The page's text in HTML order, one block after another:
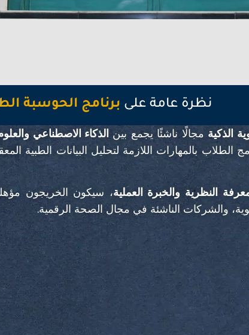
نظرة عامة على برنامج الحوسبة
الذكيةمجالًا ناشئًا يجمع بينالذكاء الاصطناعي
الطلاب بالمهارات اللازمة لتحليل البيانات الطبية
النظرية والخبرة العملية، سيكون الخريجون
والشركات الناشئة في مجال الصحة الرقمية.